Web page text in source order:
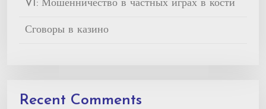
VI: Мошенничество в частных играх в кости
Сговоры в казино
Recent Comments